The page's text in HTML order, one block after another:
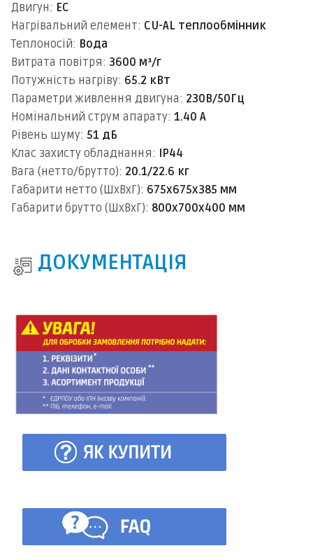
Двигун: EC
Нагрівальний елемент: CU-AL теплообмінник
Теплоносій: Вода
Витрата повітря: 3600 м³/г
Потужність нагріву: 65.2 кВт
Параметри живлення двигуна: 230В/50Гц
Номінальний струм апарату: 1.40 А
Рівень шуму: 51 дБ
Клас захисту обладнання: IP44
Вага (нетто/брутто): 20.1/22.6 кг
Габарити нетто (ШхВхГ): 675х675х385 мм
Габарити брутто (ШхВхГ): 800х700х400 мм
ДОКУМЕНТАЦІЯ